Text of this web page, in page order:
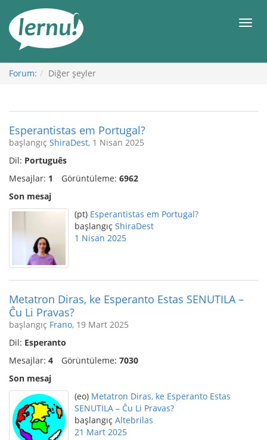
Görüntüleme
Forum: Diğer şeyler
Esperantistas em Portugal?
başlangıç ShiraDest, 1 Nisan 2025
Dil: Português
Mesajlar: 1 Görüntüleme: 6962
Son mesaj
(pt) Esperantistas em Portugal?
başlangıç ShiraDest
1 Nisan 2025
Metatron Diras, ke Esperanto Estas SENUTILA –
Ĉu Li Pravas?
başlangıç Frano, 19 Mart 2025
Dil: Esperanto
Mesajlar: 4 Görüntüleme: 7030
Son mesaj
(eo) Metatron Diras, ke Esperanto Estas
SENUTILA – Ĉu Li Pravas?
başlangıç Altebrilas
21 Mart 2025